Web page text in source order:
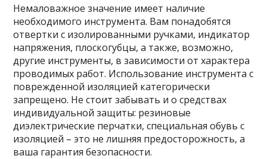
Немаловажное значение имеет наличие
необходимого инструмента. Вам понадобятся
отвертки с изолированными ручками, индикатор
напряжения, плоскогубцы, а также, возможно,
другие инструменты, в зависимости от характера
проводимых работ. Использование инструмента с
поврежденной изоляцией категорически
запрещено. Не стоит забывать и о средствах
индивидуальной защиты: резиновые
диэлектрические перчатки, специальная обувь с
изоляцией – это не лишняя предосторожность, а
ваша гарантия безопасности.